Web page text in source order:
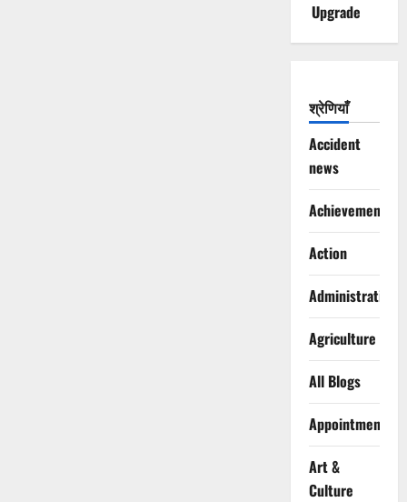
Upgrade
श्रेणियाँ
Accident
news
Achievements
Action
Administration
Agriculture
All Blogs
Appointments
Art &
Culture